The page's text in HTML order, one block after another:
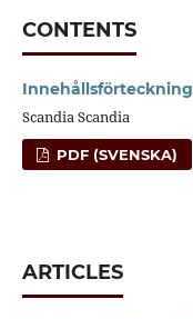
CONTENTS
Innehållsförteckning
Scandia Scandia
PDF (SVENSKA)
ARTICLES